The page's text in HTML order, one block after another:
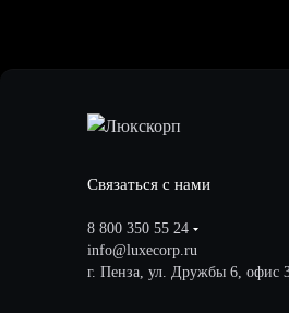
Связаться с нами
8 800 350 55 24
info@luxecorp.ru
г. Пенза, ул. Дружбы 6, офис